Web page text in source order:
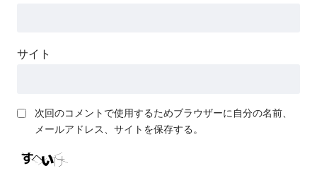
サイト
次回のコメントで使用するためブラウザーに自分の名前、
メールアドレス、サイトを保存する。